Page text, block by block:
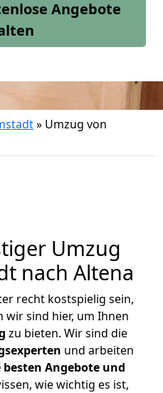
Angebote
» Umzug von
Umzug
nach Altena
recht kostspielig sein,
wir sind hier, um Ihnen
zu bieten. Wir sind die
und arbeiten
besten Angebote und
wie wichtig es ist,